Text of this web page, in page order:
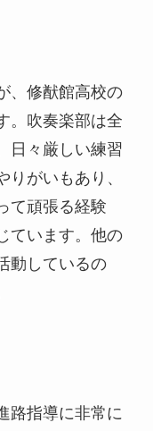
、修猷館高校の
。吹奏楽部は全
日々厳しい練習
がいもあり、
て頑張る経験
ています。他の
動しているの
路指導に非常に